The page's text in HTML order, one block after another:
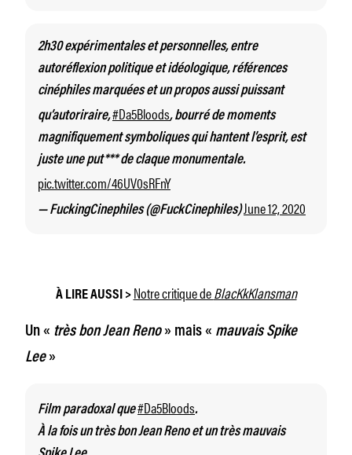
2h30 expérimentales et personnelles, entre
autoréflexion politique et idéologique, références
cinéphiles marquées et un propos aussi puissant
qu’autoriraire,#Da5Bloods, bourré de moments
magnifiquement symboliques qui hantent l’esprit, est
juste une put*** de claque monumentale.
pic.twitter.com/46UV0sRFnY
— FuckingCinephiles (@FuckCinephiles)June 12, 2020
À LIRE AUSSI > Notre critique deBlacKkKlansman
Un « très bon Jean Reno» mais « mauvais Spike
Lee»
Film paradoxal que#Da5Bloods.
À la fois un très bon Jean Reno et un très mauvais